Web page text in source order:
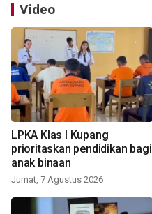
Video
LPKA Klas I Kupang
prioritaskan pendidikan bagi
anak binaan
Jumat, 7 Agustus 2026